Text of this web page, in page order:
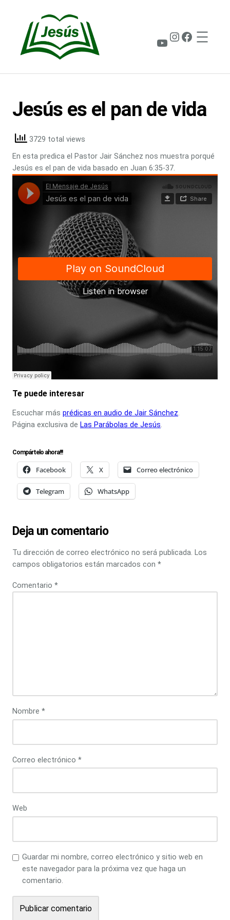
contenido
Instagram
YouTube
Jesús es el pan de vida
3729 total views
En esta predica el Pastor Jair Sánchez nos muestra porqué
Jesús es el pan de vida basado en Juan 6:35-37.
Te puede interesar
Escuchar más prédicas en audio de Jair Sánchez.
Página exclusiva de Las Parábolas de Jesús.
Compártelo ahora!!!
Facebook X Correo electrónico
Telegram WhatsApp
Deja un comentario
Tu dirección de correo electrónico no será publicada. Los
campos obligatorios están marcados con *
Comentario *
Nombre *
Correo electrónico *
Web
Guardar mi nombre, correo electrónico y sitio web en
este navegador para la próxima vez que haga un
comentario.